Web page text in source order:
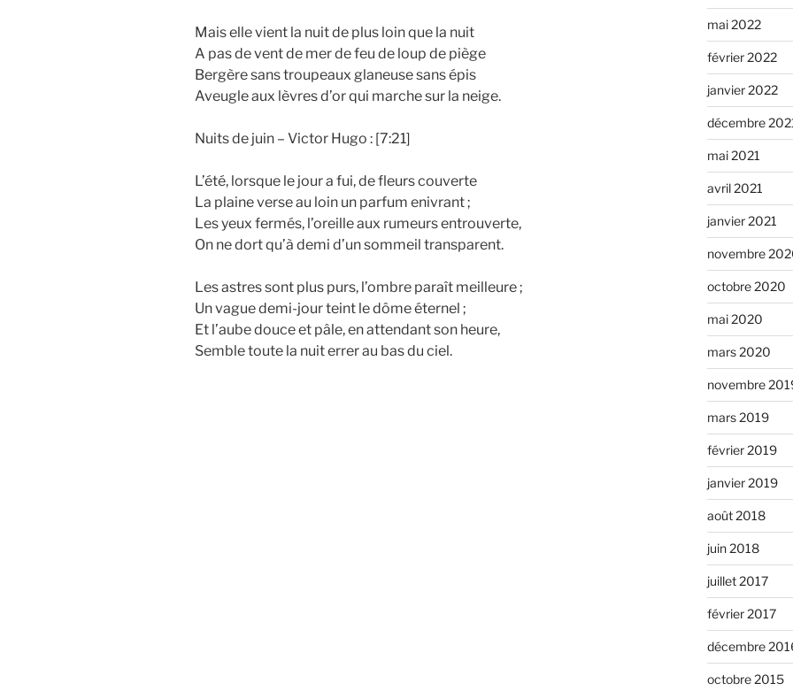
Mais elle vient la nuit de plus loin que la nuit
A pas de vent de mer de feu de loup de piège
Bergère sans troupeaux glaneuse sans épis
Aveugle aux lèvres d’or qui marche sur la neige.
Nuits de juin – Victor Hugo : [7:21]
L’été, lorsque le jour a fui, de fleurs couverte
La plaine verse au loin un parfum enivrant ;
Les yeux fermés, l’oreille aux rumeurs entrouverte,
On ne dort qu’à demi d’un sommeil transparent.
Les astres sont plus purs, l’ombre paraît meilleure ;
Un vague demi-jour teint le dôme éternel ;
Et l’aube douce et pâle, en attendant son heure,
Semble toute la nuit errer au bas du ciel.
mai 2022
février 2022
janvier 2022
décembre
mai 2021
avril 2021
janvier 2021
novembre
octobre 2020
mai 2020
mars 2020
novembre
mars 2019
février 2019
janvier 2019
août 2018
juin 2018
juillet 2017
février 2017
décembre
octobre 2015